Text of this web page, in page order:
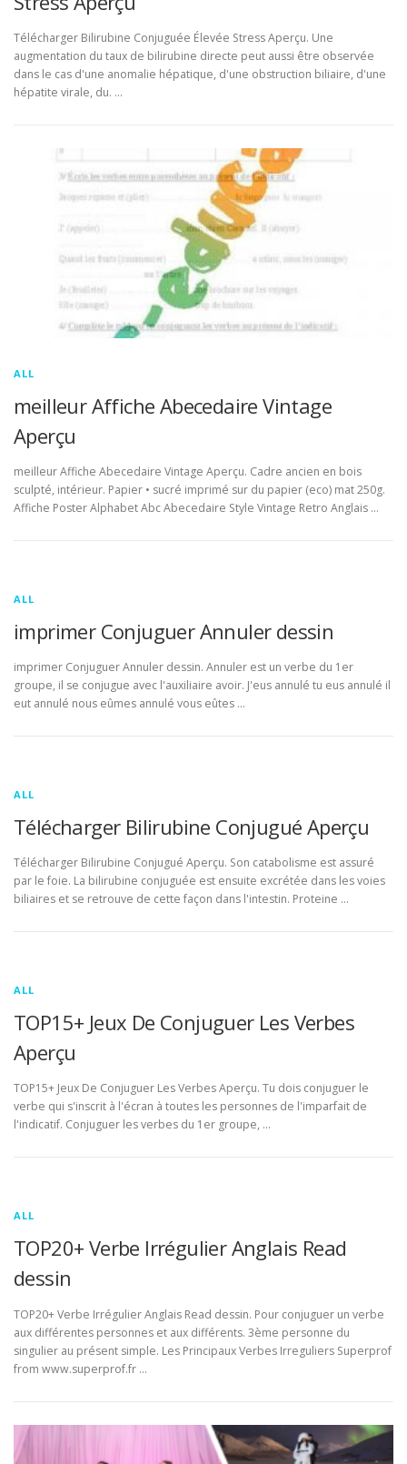
Télécharger Bilirubine Conjuguée Élevée Stress Aperçu. Une
augmentation du taux de bilirubine directe peut aussi être observée
dans le cas d'une anomalie hépatique, d'une obstruction biliaire, d'une
hépatite virale, du. …
ALL
meilleur Affiche Abecedaire Vintage
Aperçu
meilleur Affiche Abecedaire Vintage Aperçu. Cadre ancien en bois
sculpté, intérieur. Papier • sucré imprimé sur du papier (eco) mat 250g.
Affiche Poster Alphabet Abc Abecedaire Style Vintage Retro Anglais …
ALL
imprimer Conjuguer Annuler dessin
imprimer Conjuguer Annuler dessin. Annuler est un verbe du 1er
groupe, il se conjugue avec l'auxiliaire avoir. J'eus annulé tu eus annulé il
eut annulé nous eûmes annulé vous eûtes …
ALL
Télécharger Bilirubine Conjugué Aperçu
Télécharger Bilirubine Conjugué Aperçu. Son catabolisme est assuré
par le foie. La bilirubine conjuguée est ensuite excrétée dans les voies
biliaires et se retrouve de cette façon dans l'intestin. Proteine …
ALL
TOP15+ Jeux De Conjuguer Les Verbes
Aperçu
TOP15+ Jeux De Conjuguer Les Verbes Aperçu. Tu dois conjuguer le
verbe qui s'inscrit à l'écran à toutes les personnes de l'imparfait de
l'indicatif. Conjuguer les verbes du 1er groupe, …
ALL
TOP20+ Verbe Irrégulier Anglais Read
dessin
TOP20+ Verbe Irrégulier Anglais Read dessin. Pour conjuguer un verbe
aux différentes personnes et aux différents. 3ème personne du
singulier au présent simple. Les Principaux Verbes Irreguliers Superprof
from www.superprof.fr …